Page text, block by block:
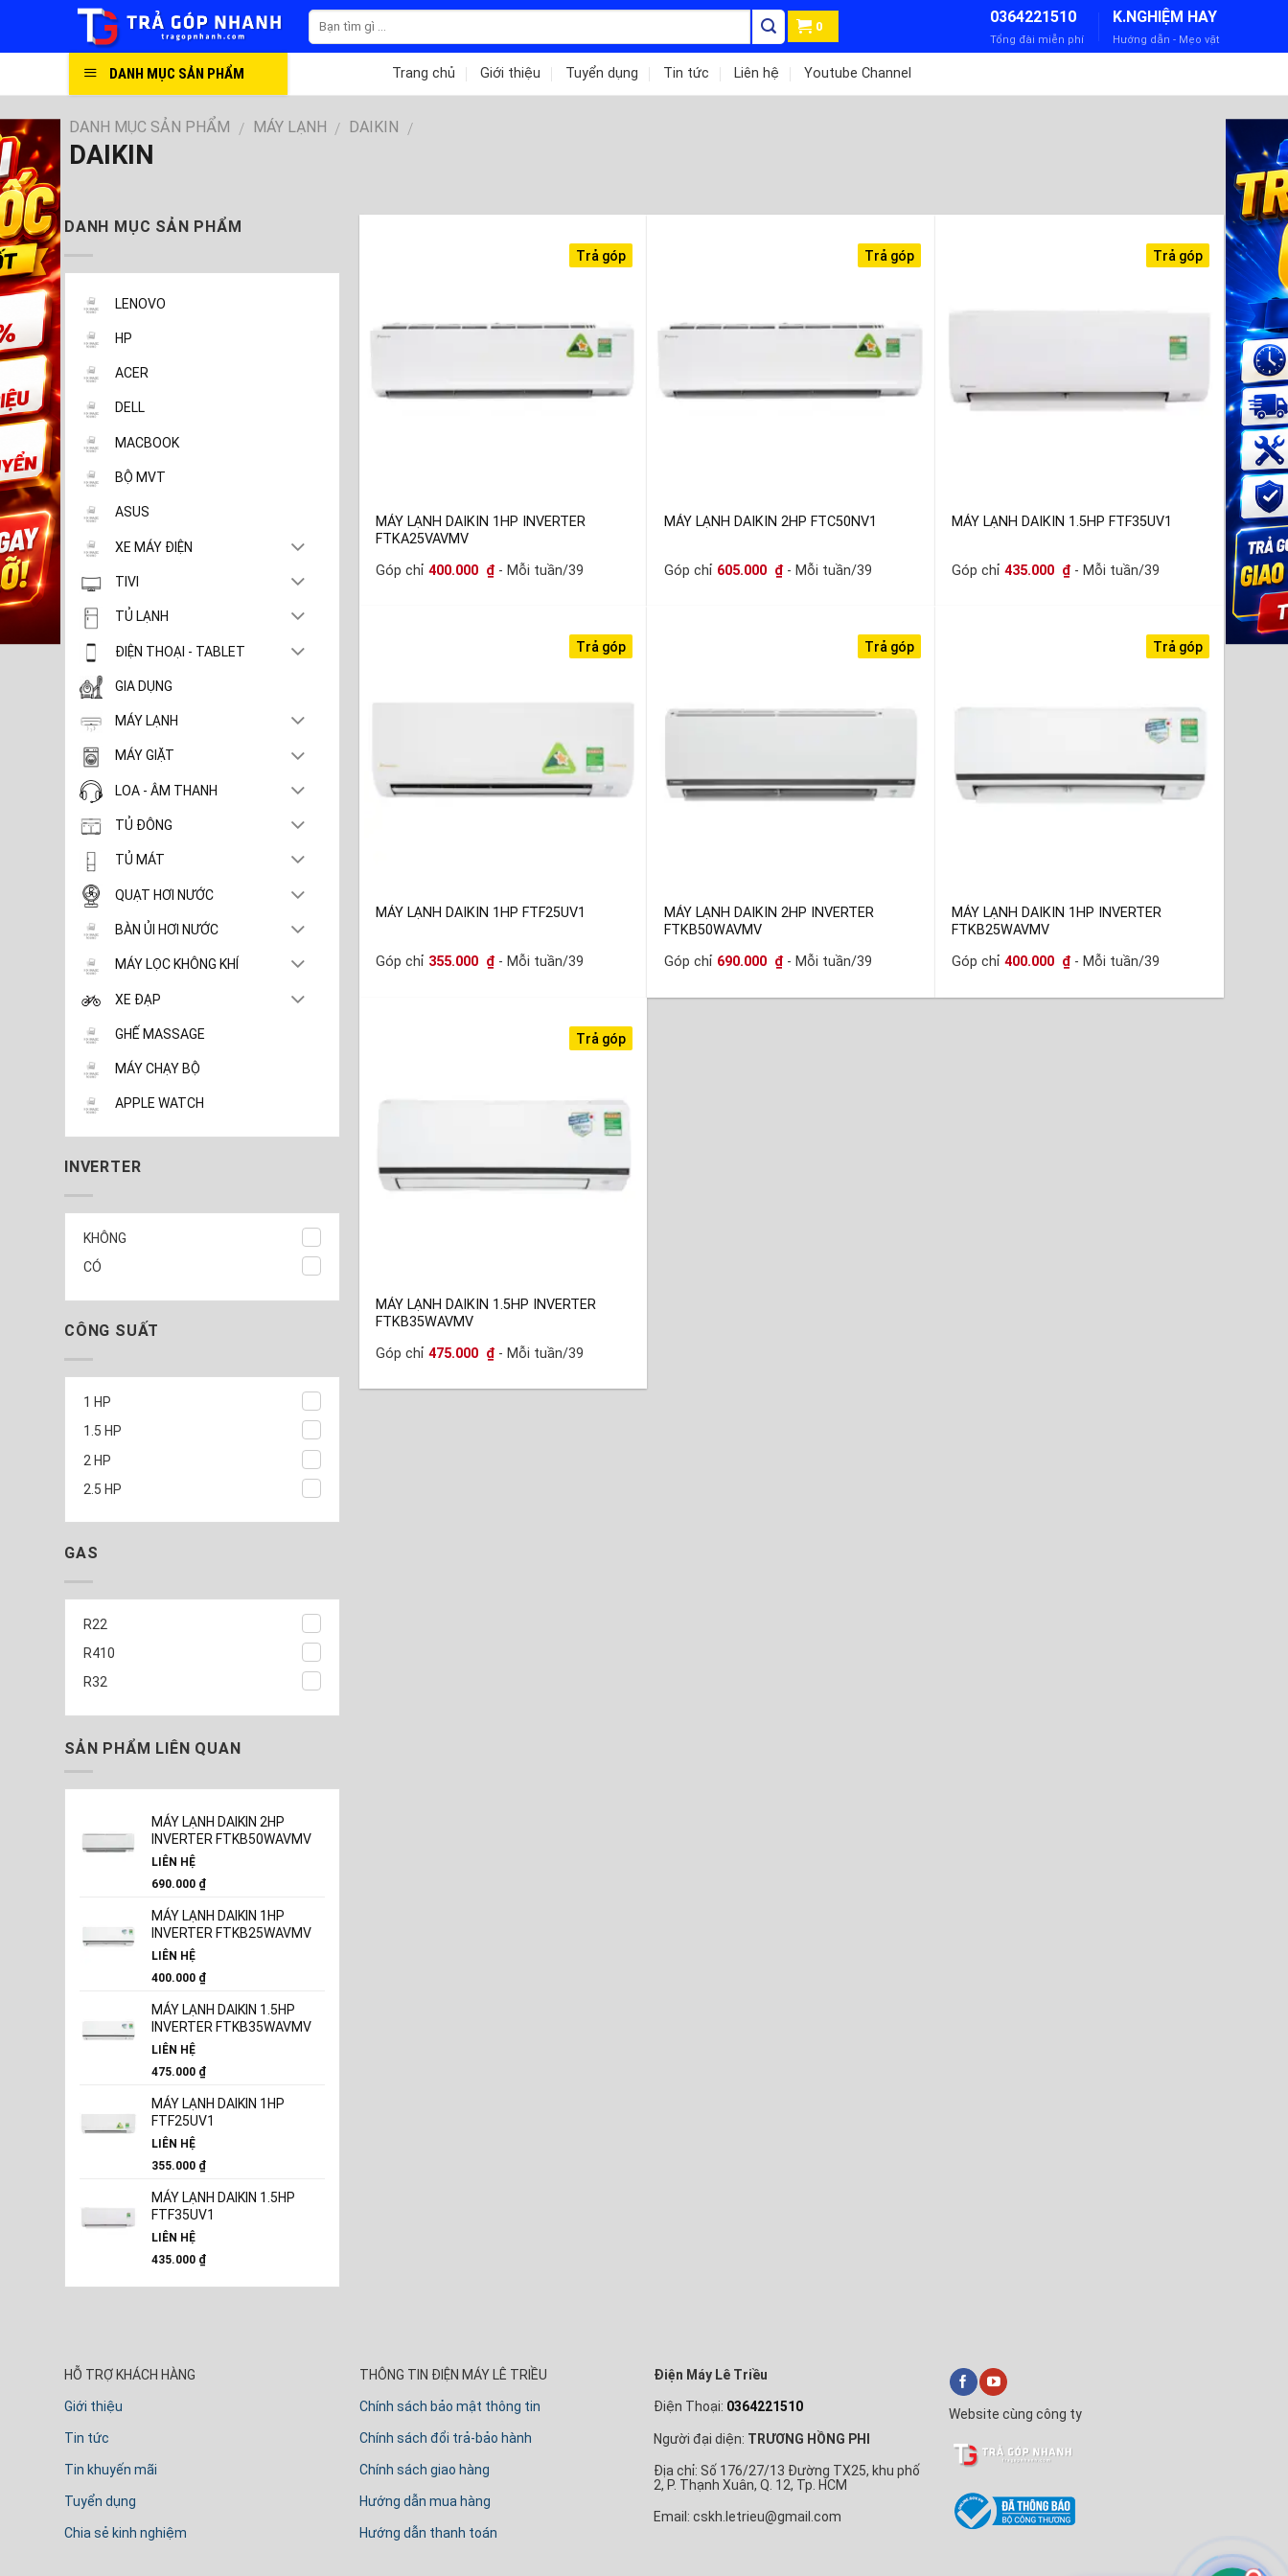
0
0364221510
Tổng đài miễn phí
K.NGHIỆM HAY
Hướng dẫn - Mẹo vặt
DANH MỤC SẢN PHẨM Trang chủ Giới thiệu Tuyển dụng Tin tức Liên hệ Youtube Channel
DANH MỤC SẢN PHẨM / MÁY LẠNH / DAIKIN /
DAIKIN
DANH MỤC SẢN PHẨM
LENOVO
HP
ACER
DELL
MACBOOK
BỘ MVT
ASUS
XE MÁY ĐIỆN
TIVI
TỦ LẠNH
ĐIỆN THOẠI - TABLET
GIA DỤNG
MÁY LẠNH
MÁY GIẶT
LOA - ÂM THANH
TỦ ĐÔNG
TỦ MÁT
QUẠT HƠI NƯỚC
BÀN ỦI HƠI NƯỚC
MÁY LỌC KHÔNG KHÍ
XE ĐẠP
GHẾ MASSAGE
MÁY CHẠY BỘ
APPLE WATCH
INVERTER
KHÔNG
CÓ
CÔNG SUẤT
1 HP
1.5 HP
2 HP
2.5 HP
GAS
R22
R410
R32
SẢN PHẨM LIÊN QUAN
MÁY LẠNH DAIKIN 2HP
INVERTER FTKB50WAVMV
LIÊN HỆ
690.000 ₫
MÁY LẠNH DAIKIN 1HP
INVERTER FTKB25WAVMV
LIÊN HỆ
400.000 ₫
MÁY LẠNH DAIKIN 1.5HP
INVERTER FTKB35WAVMV
LIÊN HỆ
475.000 ₫
MÁY LẠNH DAIKIN 1HP
FTF25UV1
LIÊN HỆ
355.000 ₫
MÁY LẠNH DAIKIN 1.5HP
FTF35UV1
LIÊN HỆ
435.000 ₫
Trả góp
MÁY LẠNH DAIKIN 1HP INVERTER
FTKA25VAVMV
Góp chỉ 400.000 ₫ - Mỗi tuần/39
Trả góp
MÁY LẠNH DAIKIN 2HP FTC50NV1
Góp chỉ 605.000 ₫ - Mỗi tuần/39
Trả góp
MÁY LẠNH DAIKIN 1.5HP FTF35UV1
Góp chỉ435.000 ₫ - Mỗi tuần/39
Trả góp
MÁY LẠNH DAIKIN 1HP FTF25UV1
Góp chỉ 355.000 ₫ - Mỗi tuần/39
Trả góp
MÁY LẠNH DAIKIN 2HP INVERTER
FTKB50WAVMV
Góp chỉ 690.000 ₫ - Mỗi tuần/39
Trả góp
MÁY LẠNH DAIKIN 1HP INVERTER
FTKB25WAVMV
Góp chỉ400.000 ₫ - Mỗi tuần/39
Trả góp
MÁY LẠNH DAIKIN 1.5HP INVERTER
FTKB35WAVMV
Góp chỉ 475.000 ₫ - Mỗi tuần/39
HỖ TRỢ KHÁCH HÀNG
Giới thiệu
Tin tức
Tin khuyến mãi
Tuyển dụng
Chia sẻ kinh nghiệm
THÔNG TIN ĐIỆN MÁY LÊ TRIỀU
Chính sách bảo mật thông tin
Chính sách đổi trả-bảo hành
Chính sách giao hàng
Hướng dẫn mua hàng
Hướng dẫn thanh toán
Điện Máy Lê Triều
Điện Thoại: 0364221510
Người đại diện: TRƯƠNG HỒNG PHI
Địa chỉ: Số 176/27/13 Đường TX25, khu phố
2, P. Thạnh Xuân, Q. 12, Tp. HCM
Email: cskh.letrieu@gmail.com
Website cùng công ty